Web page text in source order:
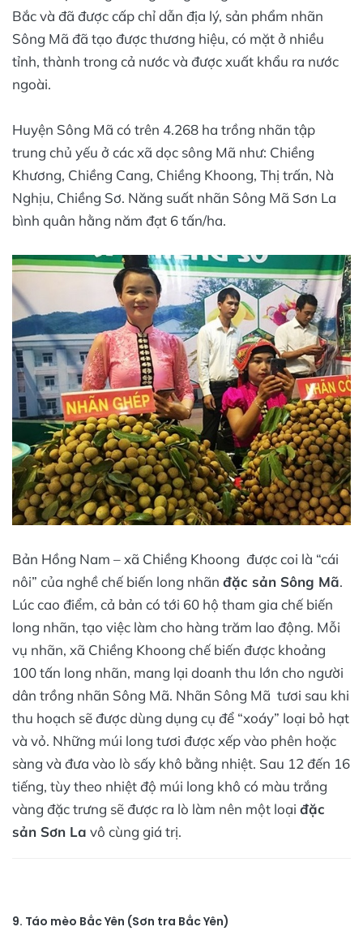
Bắc và đã được cấp chỉ dẫn địa lý, sản phẩm nhãn
Sông Mã đã tạo được thương hiệu, có mặt ở nhiều
tỉnh, thành trong cả nước và được xuất khẩu ra nước
ngoài.
Huyện Sông Mã có trên 4.268 ha trồng nhãn tập
trung chủ yếu ở các xã dọc sông Mã như: Chiềng
Khương, Chiềng Cang, Chiềng Khoong, Thị trấn, Nà
Nghịu, Chiềng Sơ. Năng suất nhãn Sông Mã Sơn La
bình quân hằng năm đạt 6 tấn/ha.
Bản Hồng Nam – xã Chiềng Khoong được coi là “cái
nôi” của nghề chế biến long nhãn đặc sản Sông Mã.
Lúc cao điểm, cả bản có tới 60 hộ tham gia chế biến
long nhãn, tạo việc làm cho hàng trăm lao động. Mỗi
vụ nhãn, xã Chiềng Khoong chế biến được khoảng
100 tấn long nhãn, mang lại doanh thu lớn cho người
dân trồng nhãn Sông Mã. Nhãn Sông Mã tươi sau khi
thu hoạch sẽ được dùng dụng cụ để “xoáy” loại bỏ hạt
và vỏ. Những múi long tươi được xếp vào phên hoặc
sàng và đưa vào lò sấy khô bằng nhiệt. Sau 12 đến 16
tiếng, tùy theo nhiệt độ múi long khô có màu trắng
vàng đặc trưng sẽ được ra lò làm nên một loại đặc
sản Sơn La vô cùng giá trị.
9. Táo mèo Bắc Yên (Sơn tra Bắc Yên)